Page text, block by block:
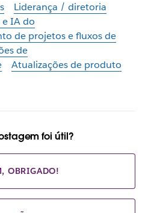
Liderança / diretoria
IA do
de projetos e fluxos de
de
Atualizações de produto
foi útil?
OBRIGADO!